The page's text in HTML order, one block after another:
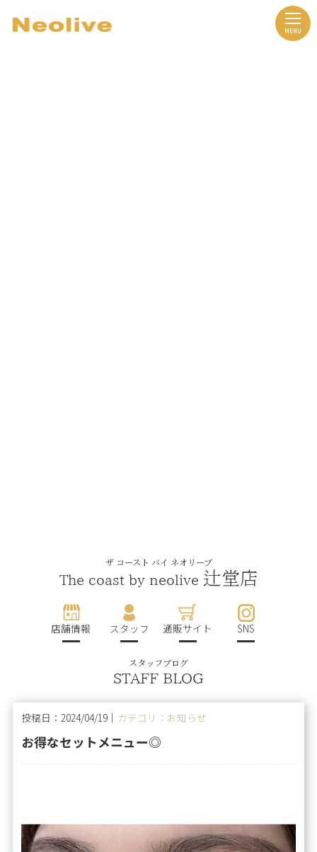
ザ コースト バイ ネオリーブ
The coast by neolive 辻堂店
店舗情報 スタッフ 通販サイト SNS
スタッフブログ
STAFF BLOG
投稿日：2024/04/19｜ カテゴリ：お知らせ
お得なセットメニュー◎